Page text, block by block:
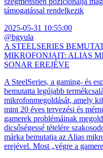
támogatással rendelkezik
2025-05-31 10:55:00
@bgyula
A STEELSERIES
MIKROFONJAIT: ALIAS
SONAR EREJÉVE
A SteelSeries, a gaming- és
bemutatta legújabb
mikrofonmegoldását, amely
mint 20 éves tervezési és
gamerek problémáinak
dicsőségessé tételére
márka bemutatja az Alias
erejével. Most „végre a